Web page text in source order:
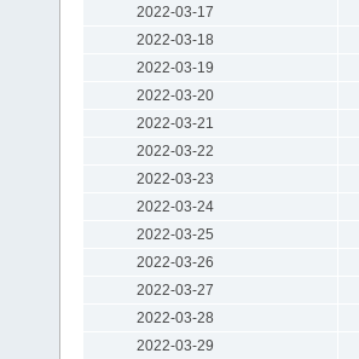
2022-03-17
2022-03-18
2022-03-19
2022-03-20
2022-03-21
2022-03-22
2022-03-23
2022-03-24
2022-03-25
2022-03-26
2022-03-27
2022-03-28
2022-03-29